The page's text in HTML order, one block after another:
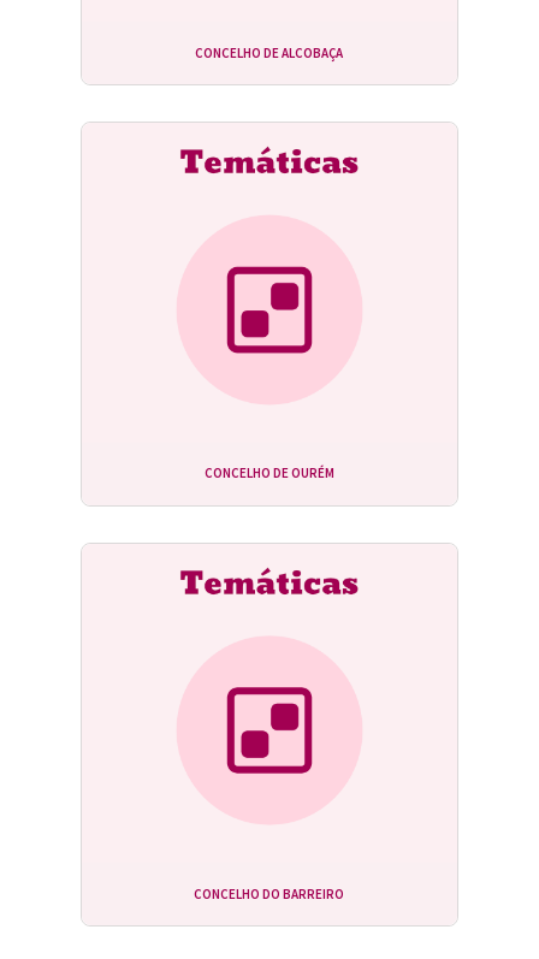
CONCELHO DE ALCOBAÇA
CONCELHO DE OURÉM
CONCELHO DO BARREIRO